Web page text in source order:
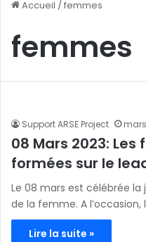
Accueil /femmes
femmes
Support ARSE Project
08 Mars 2023: Les
formées sur le
Le 08 mars est célébrée
de la femme. A
Lire la suite »